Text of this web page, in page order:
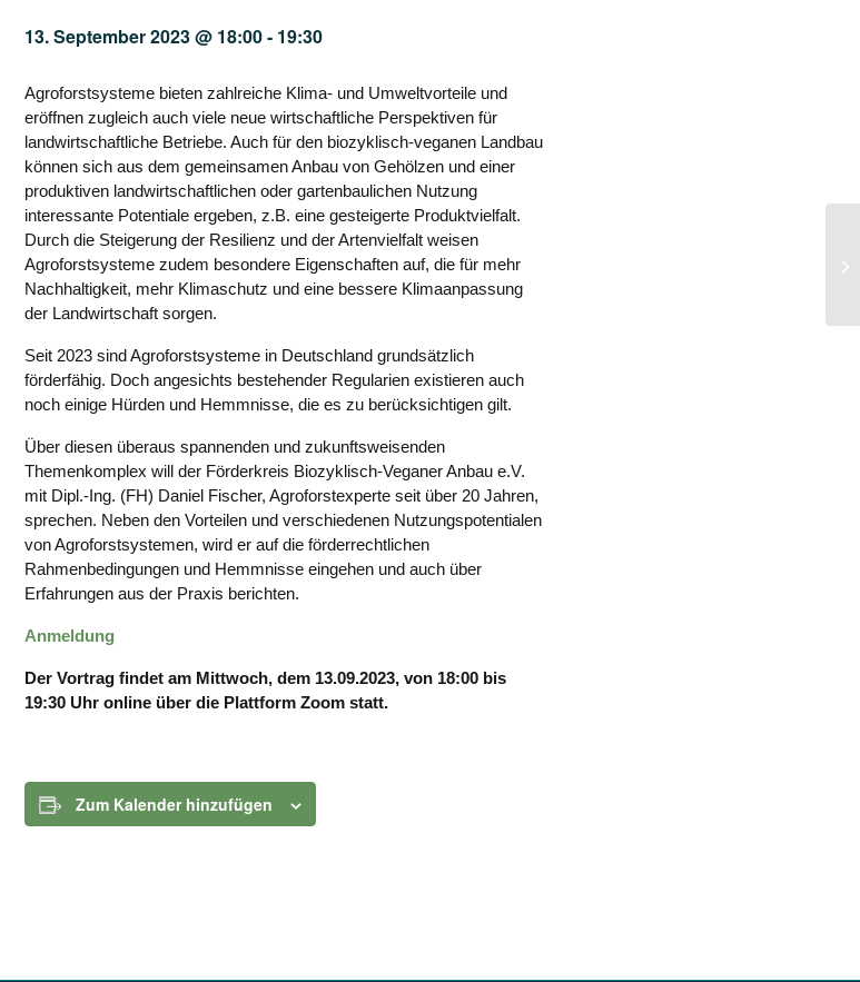
13. September 2023 @ 18:00- 19:30
Agroforstsysteme bieten zahlreiche Klima- und Umweltvorteile und
eröffnen zugleich auch viele neue wirtschaftliche Perspektiven für
landwirtschaftliche Betriebe. Auch für den biozyklisch-veganen Landbau
können sich aus dem gemeinsamen Anbau von Gehölzen und einer
produktiven landwirtschaftlichen oder gartenbaulichen Nutzung
interessante Potentiale ergeben, z.B. eine gesteigerte Produktvielfalt.
Durch die Steigerung der Resilienz und der Artenvielfalt weisen
Agroforstsysteme zudem besondere Eigenschaften auf, die für mehr
Nachhaltigkeit, mehr Klimaschutz und eine bessere Klimaanpassung
der Landwirtschaft sorgen.
Seit 2023 sind Agroforstsysteme in Deutschland grundsätzlich
förderfähig. Doch angesichts bestehender Regularien existieren auch
noch einige Hürden und Hemmnisse, die es zu berücksichtigen gilt.
Über diesen überaus spannenden und zukunftsweisenden
Themenkomplex will der Förderkreis Biozyklisch-Veganer Anbau e.V.
mit Dipl.-Ing. (FH) Daniel Fischer, Agroforstexperte seit über 20 Jahren,
sprechen. Neben den Vorteilen und verschiedenen Nutzungspotentialen
von Agroforstsystemen, wird er auf die förderrechtlichen
Rahmenbedingungen und Hemmnisse eingehen und auch über
Erfahrungen aus der Praxis berichten.
Anmeldung
Der Vortrag findet am Mittwoch, dem 13.09.2023, von 18:00 bis
19:30 Uhr online über die Plattform Zoom statt.
Zum Kalender hinzufügen